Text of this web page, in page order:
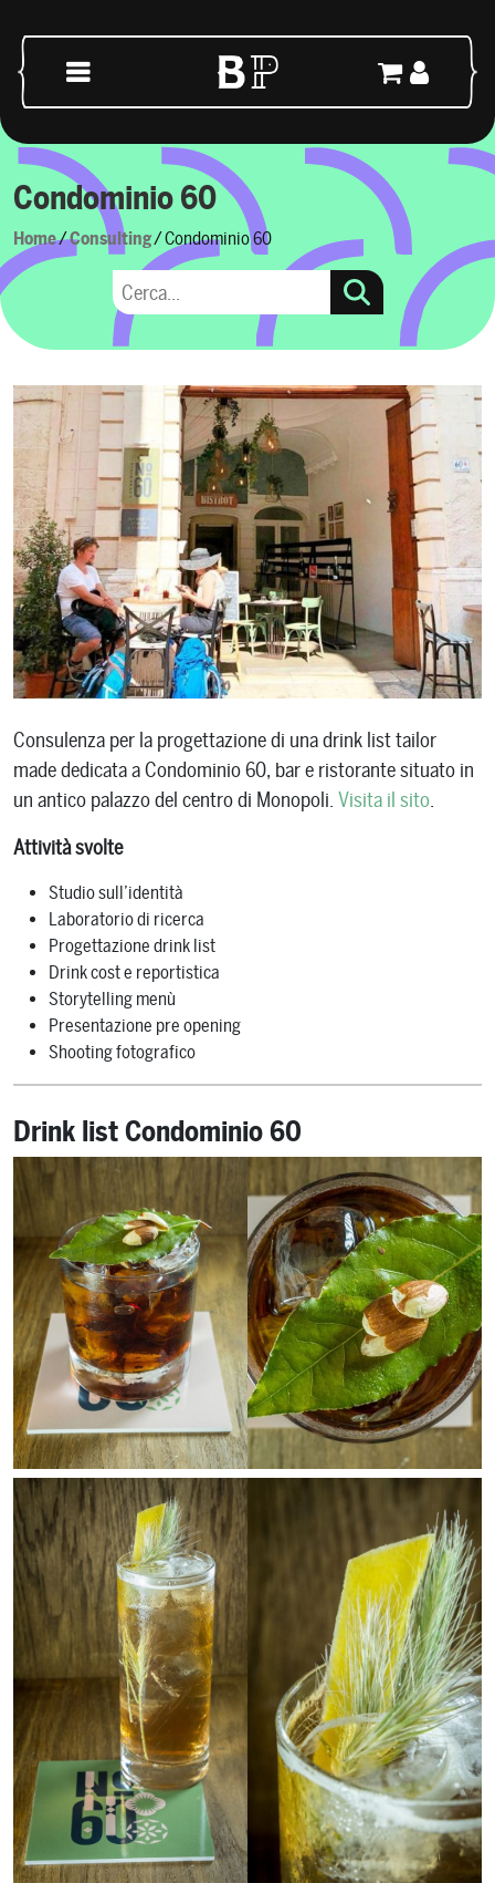
Navigazione principale
Condominio 60
Home/Consulting/ Condominio 60
Consulenza per la progettazione di una drink list tailor
made dedicata a Condominio 60, bar e ristorante situato in
un antico palazzo del centro di Monopoli. Visita il sito
Attività svolte
Studio sull’identità
Laboratorio di ricerca
Progettazione drink list
Drink cost e reportistica
Storytelling menù
Presentazione pre opening
Shooting fotografico
Drink list Condominio 60